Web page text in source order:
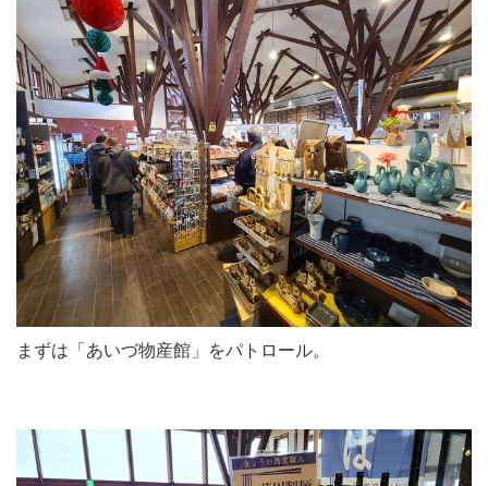
まずは「あいづ物産館」をパトロール。